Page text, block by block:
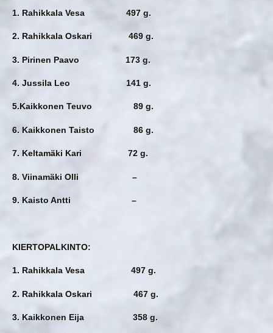
1. Rahikkala Vesa 497 g.
2. Rahikkala Oskari 469 g.
3. Pirinen Paavo 173 g.
4. Jussila Leo 141 g.
5.Kaikkonen Teuvo 89 g.
6. Kaikkonen Taisto 86 g.
7. Keltamäki Kari 72 g.
8. Viinamäki Olli –
9. Kaisto Antti –
KIERTOPALKINTO:
1. Rahikkala Vesa 497 g.
2. Rahikkala Oskari 467 g.
3. Kaikkonen Eija 358 g.